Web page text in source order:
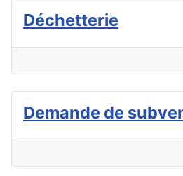
Déchetterie
Demande de